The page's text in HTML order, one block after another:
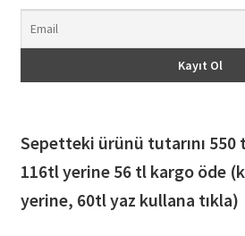
Sepetteki ürünü tutarını 550
116tl yerine 56 tl kargo öde
yerine, 60tl yaz